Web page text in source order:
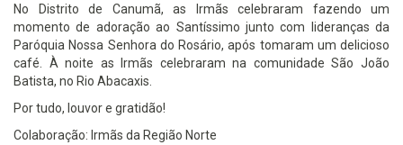
No Distrito de Canumã, as Irmãs celebraram fazendo um
momento de adoração ao Santíssimo junto com lideranças da
Paróquia Nossa Senhora do Rosário, após tomaram um delicioso
café. À noite as Irmãs celebraram na comunidade São João
Batista, no Rio Abacaxis.
Por tudo, louvor e gratidão!
Colaboração: Irmãs da Região Norte